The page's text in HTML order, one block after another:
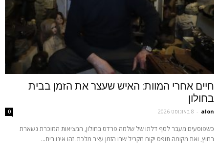
חיים אחרי המוות: האיש שעצר את הזמן בבית
בחולון
alon
- 8 באוגוסט 2026 0
כשפוסעים מעבר לסף דלתו של שלמה פרדס בחולון, המציאות המוכרת נשארת
בחוץ, ואת מקומה תופס יקום מקביל שבו הזמן עצר מלכת. זהו אינו בית...